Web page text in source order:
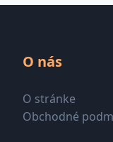
O nás
O stránke
Obchodné